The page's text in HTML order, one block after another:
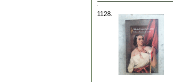
1128.